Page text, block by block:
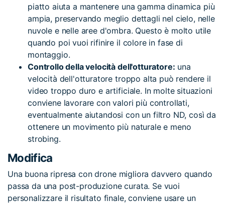
piatto aiuta a mantenere una gamma dinamica più
ampia, preservando meglio dettagli nel cielo, nelle
nuvole e nelle aree d'ombra. Questo è molto utile
quando poi vuoi rifinire il colore in fase di
montaggio.
Controllo della velocità dell'otturatore: una
velocità dell'otturatore troppo alta può rendere il
video troppo duro e artificiale. In molte situazioni
conviene lavorare con valori più controllati,
eventualmente aiutandosi con un filtro ND, così da
ottenere un movimento più naturale e meno
strobing.
Modifica
Una buona ripresa con drone migliora davvero quando
passa da una post-produzione curata. Se vuoi
personalizzare il risultato finale, conviene usare un